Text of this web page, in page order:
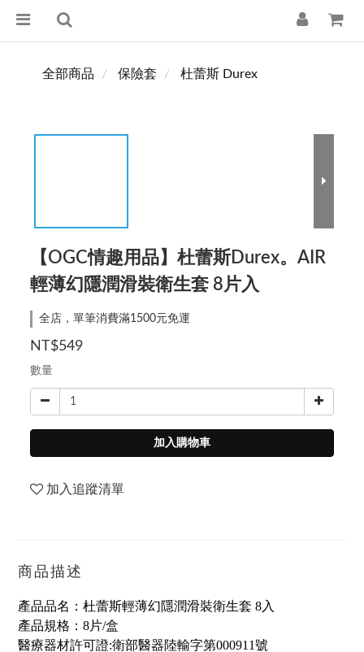
全部商品 保險套 杜蕾斯 Durex
【OGC情趣用品】杜蕾斯Durex。AIR
輕薄幻隱潤滑裝衛生套 8片入
全店，單筆消費滿1500元免運
NT$549
數量
加入購物車
加入追蹤清單
商品描述
產品品名：杜蕾斯輕薄幻隱潤滑裝衛生套 8入
產品規格：8片/盒
醫療器材許可證:衛部醫器陸輸字第000911號